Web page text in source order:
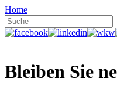
Home
Bleiben Sie